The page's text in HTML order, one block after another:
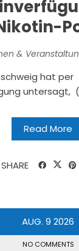
&
hat per
untersagt,
Read More
SHARE
AUG. 9 2026
NO COMMENTS